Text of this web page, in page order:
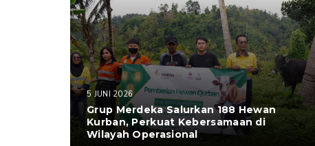
5 JUNI 2026
Grup Merdeka Salurkan 188 Hewan
Kurban, Perkuat Kebersamaan di
Wilayah Operasional